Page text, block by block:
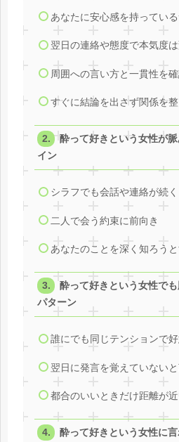
あなたに安心感を持ってい
翌日の連絡や態度で本気度
周囲への言い方と一貫性を
すぐに結論を出さず関係を整
酔って好きという女性が
イン
シラフでも会話や連絡が続く
二人で会う約束に前向き
あなたのことを深く知ろう
酔って好きという女性で
パターン
誰にでも同じテンションで
翌日に発言を覚えていないと
都合のいいときだけ距離が
酔って好きという女性に